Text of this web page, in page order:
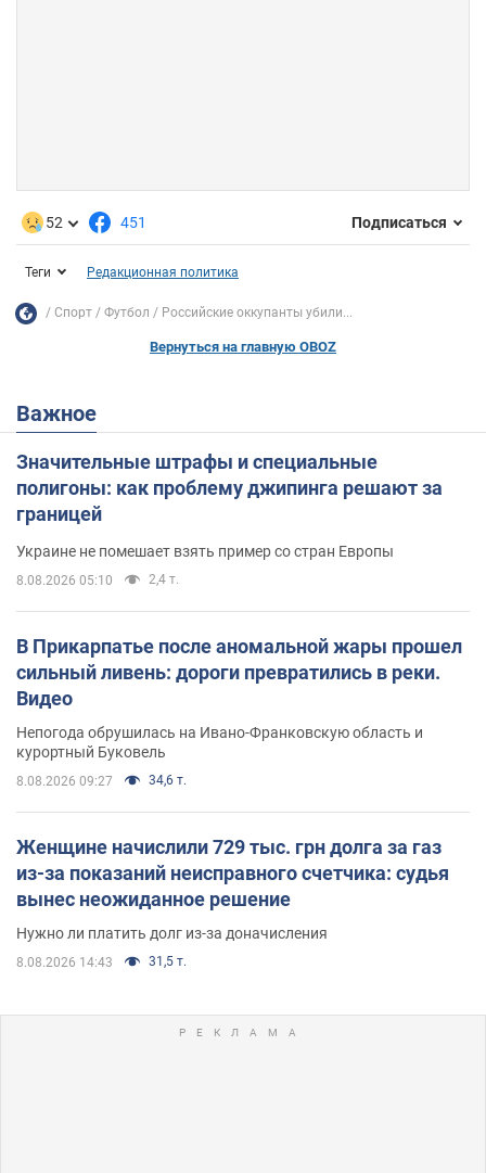
52 451 Подписаться
Теги Редакционная политика
Спорт Футбол Российские оккупанты убили...
Вернуться на главную OBOZ
Важное
Значительные штрафы и специальные
полигоны: как проблему джипинга решают за
границей
Украине не помешает взять пример со стран Европы
8.08.2026 05:10 2,4 т.
В Прикарпатье после аномальной жары прошел
сильный ливень: дороги превратились в реки.
Видео
Непогода обрушилась на Ивано-Франковскую область и
курортный Буковель
8.08.2026 09:27 34,6 т.
Женщине начислили 729 тыс. грн долга за газ
из-за показаний неисправного счетчика: судья
вынес неожиданное решение
Нужно ли платить долг из-за доначисления
8.08.2026 14:43 31,5 т.